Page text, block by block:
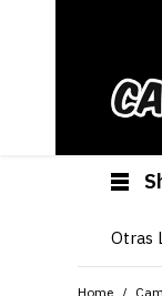
Otras
Home